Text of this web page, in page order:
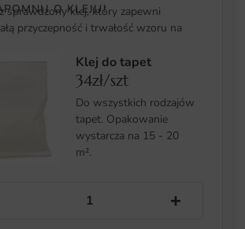
O KLEJU!
sprawdzony klej, który zapewni
przyczepność i trwałość wzoru na
Klej do tapet
34zł/szt
Do wszystkich rodzajów
tapet. Opakowanie
wystarcza na 15 - 20
m².
+